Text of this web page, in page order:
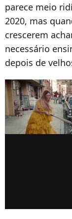
parece meio
2020, mas
crescerem
necessário
depois de